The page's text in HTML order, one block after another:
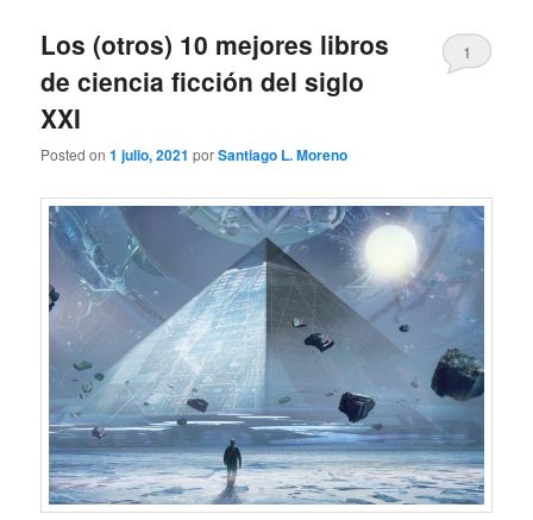
Los (otros) 10 mejores libros
de ciencia ficción del siglo
XXI
Posted on1 julio, 2021 porSantiago L. Moreno
1